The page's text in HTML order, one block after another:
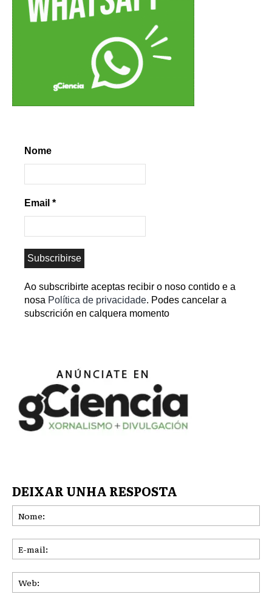
Nome
Email *
Ao subscribirte aceptas recibir o noso contido e a
nosa Política de privacidade. Podes cancelar a
subscrición en calquera momento
DEIXAR UNHA RESPOSTA